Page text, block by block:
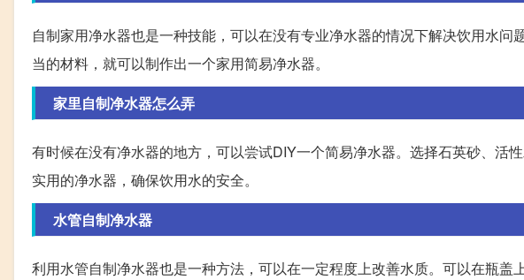
自制家用净水器也是一种技能，可以在没有专业净水器的情况下解决饮用水
当的材料，就可以制作出一个家用简易净水器。
家里自制净水器怎么弄
有时候在没有净水器的地方，可以尝试DIY一个简易净水器。选择石英砂、活
实用的净水器，确保饮用水的安全。
水管自制净水器
利用水管自制净水器也是一种方法，可以在一定程度上改善水质。可以在瓶盖